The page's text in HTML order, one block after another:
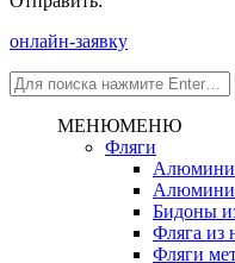
онлайн-заявку
МЕНЮМЕНЮ
Фляги
Бидоны
Фляга из
Фляги